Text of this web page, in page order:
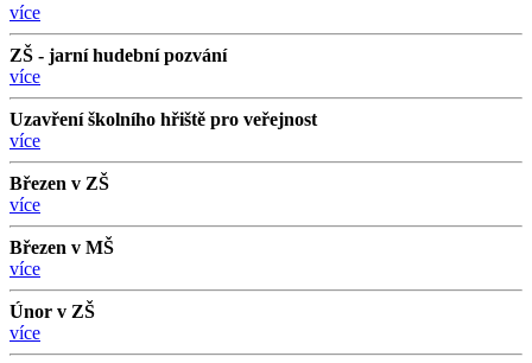
více
ZŠ - jarní hudební pozvání
více
Uzavření školního hřiště pro veřejnost
více
Březen v ZŠ
více
Březen v MŠ
více
Únor v ZŠ
více